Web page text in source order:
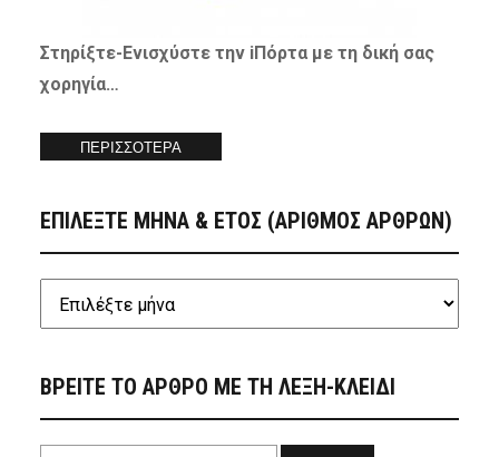
Στηρίξτε-Ενισχύστετην iΠόρτα με τη δική σας
χορηγία…
ΠΕΡΙΣΣΟΤΕΡΑ
ΕΠΙΛΕΞΤΕ ΜΗΝΑ & ΕΤΟΣ (ΑΡΙΘΜΟΣ ΑΡΘΡΩΝ)
ΒΡΕΙΤΕ ΤΟ ΑΡΘΡΟ ΜΕ ΤΗ ΛΕΞΗ-ΚΛΕΙΔΙ